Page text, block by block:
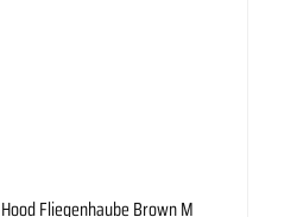
Fliegenhaube Brown M